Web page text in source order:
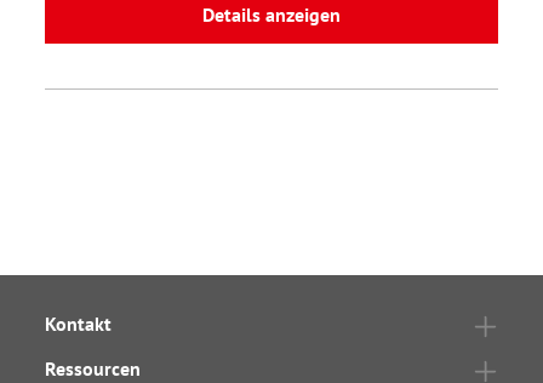
Details anzeigen
Kontakt
Ressourcen